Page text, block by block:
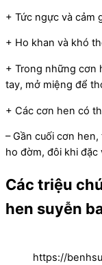
+ Tức ngực và cảm
+ Ho khan và khó
+ Trong những cơn
tay, mở miệng để
+ Các cơn hen có
– Gần cuối cơn
ho đờm, đôi khi đặc
Các triệu
hen suyễn
https://